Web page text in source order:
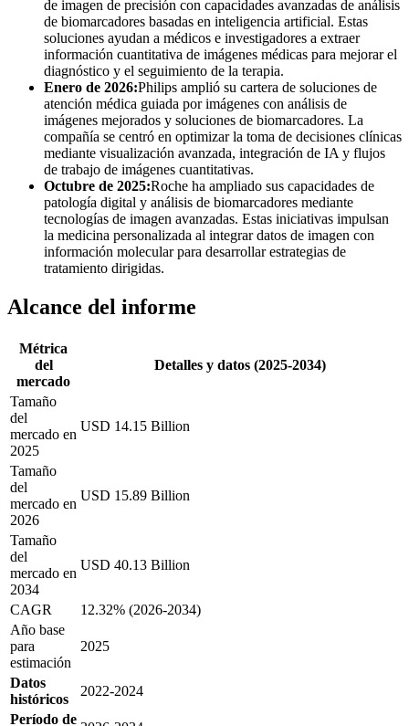
de imagen de precisión con capacidades avanzadas de análisis
de biomarcadores basadas en inteligencia artificial. Estas
soluciones ayudan a médicos e investigadores a extraer
información cuantitativa de imágenes médicas para mejorar el
diagnóstico y el seguimiento de la terapia.
Enero de 2026:Philips amplió su cartera de soluciones de
atención médica guiada por imágenes con análisis de
imágenes mejorados y soluciones de biomarcadores. La
compañía se centró en optimizar la toma de decisiones clínicas
mediante visualización avanzada, integración de IA y flujos
de trabajo de imágenes cuantitativas.
Octubre de 2025:Roche ha ampliado sus capacidades de
patología digital y análisis de biomarcadores mediante
tecnologías de imagen avanzadas. Estas iniciativas impulsan
la medicina personalizada al integrar datos de imagen con
información molecular para desarrollar estrategias de
tratamiento dirigidas.
Alcance del informe
Métrica
del
mercado
Detalles y datos (2025-2034)
Tamaño
del
mercado en
2025
USD 14.15 Billion
Tamaño
del
mercado en
2026
USD 15.89 Billion
Tamaño
del
mercado en
2034
USD 40.13 Billion
CAGR
12.32% (2026-2034)
Año base
para
estimación
2025
Datos
históricos
2022-2024
Período de